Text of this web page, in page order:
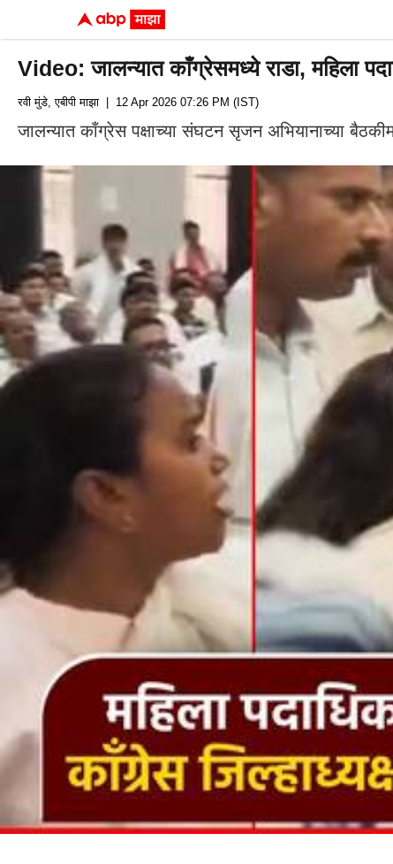
Video: जालन्यात काँग्रेसमध्ये राडा, महिला
रवी मुंडे, एबीपी माझा | 12 Apr 2026 07:26 PM (IST)
जालन्यात काँग्रेस पक्षाच्या संघटन सृजन अभियानाच्या